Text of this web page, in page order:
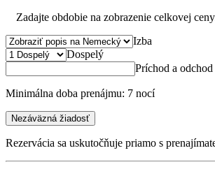
Zadajte obdobie na zobrazenie celkovej
Izba
Dospelý
Príchod a odchod
Minimálna doba prenájmu: 7 nocí
Nezáväzná žiadosť
Rezervácia sa uskutočňuje priamo s